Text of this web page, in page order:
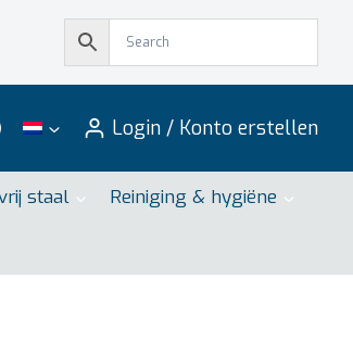
Login / Konto erstellen
staal Reiniging & hygiëne